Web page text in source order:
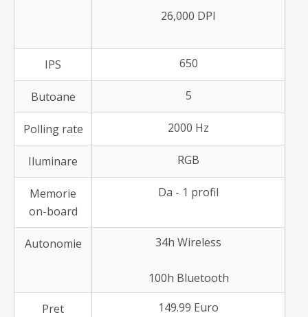
26,000 DPI
IPS 650
Butoane 5
Polling rate 2000 Hz
Iluminare RGB
Memorie
on-board
Da - 1 profil
Autonomie 34h Wireless
100h Bluetooth
Pret 149.99 Euro